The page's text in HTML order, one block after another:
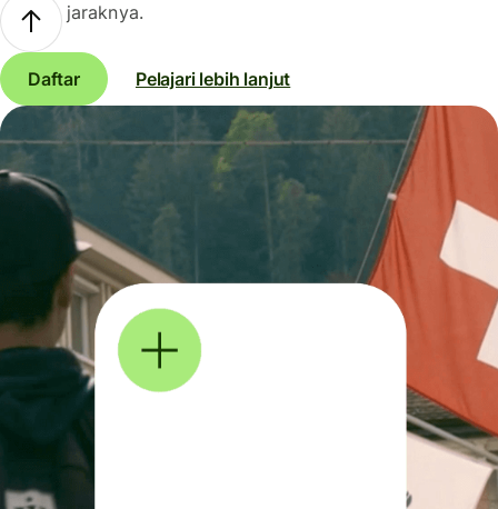
jaraknya.
Daftar Pelajari lebih lanjut